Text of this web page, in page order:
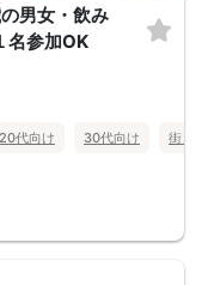
男女・飲み
名参加OK
20代向け 30代向け 街コ